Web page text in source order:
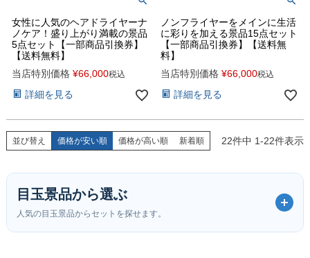
女性に人気のヘアドライヤーナ
ノケア！盛り上がり満載の景品
5点セット【一部商品引換券】
【送料無料】
当店特別価格 ¥66,000税込
詳細を見る
ノンフライヤーをメインに生活
に彩りを加える景品15点セット
【一部商品引換券】【送料無
料】
当店特別価格 ¥66,000税込
詳細を見る
並び替え 価格が安い順 価格が高い順 新着順 22件中 1-22件表示
目玉景品から選ぶ
人気の目玉景品からセットを探せます。